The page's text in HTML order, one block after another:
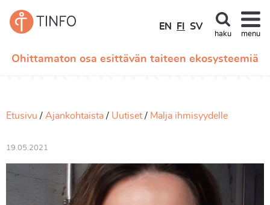
Ohittamaton osa esittävän taiteen ekosysteemiä
EN FI SV
haku menu
Etusivu Ajankohtaista Uutiset Malja ihmisyydelle
19.05.2021